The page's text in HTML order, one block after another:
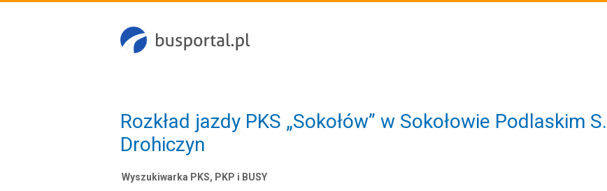
Rozkład jazdy PKS „Sokołów” w Sokołowie Podlaskim
Drohiczyn
Wyszukiwarka PKS, PKP i BUSY